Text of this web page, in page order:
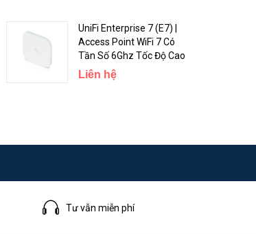
UniFi Enterprise 7 (E7) |
Access Point WiFi 7 Có
Tần Số 6Ghz Tốc Độ Cao
Liên hệ
Tư vẫn miễn phí